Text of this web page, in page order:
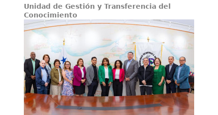
Unidad de Gestión y Transferencia del
Conocimiento